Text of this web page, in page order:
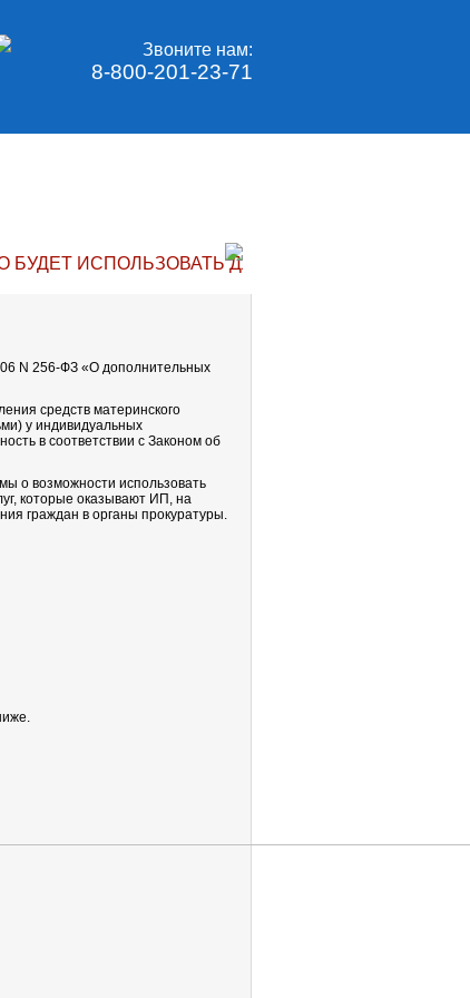
Звоните нам:
8-800-201-23-71
ИСПОЛЬЗОВАТЬ ДЛЯ ОПЛАТЫ
N 256-ФЗ «О дополнительных
средств материнского
у индивидуальных
в соответствии с Законом об
о возможности использовать
которые оказывают ИП, на
граждан в органы прокуратуры.